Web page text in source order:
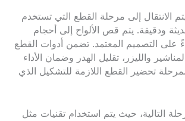
يتم الانتقال إلى مرحلة القطع التي تستخدم
ودقيقة. يتم قص الألواح إلى أحجام
على التصميم المعتمد. تضمن أدوات القطع
والليزر، تقليل الهدر وضمان الأداء
تحضير القطع اللازمة للتشكيل الذي
التالية، حيث يتم استخدام تقنيات مثل